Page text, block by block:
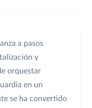
a pasos
y
orquestar
en un
se ha convertido